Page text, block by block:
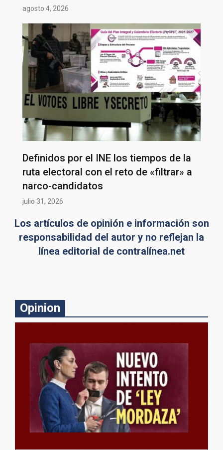
agosto 4, 2026
Definidos por el INE los tiempos de la
ruta electoral con el reto de «filtrar» a
narco-candidatos
julio 31, 2026
Los artículos de opinión e información son
responsabilidad del autor y no reflejan la
línea editorial de contralínea.net
Opinion